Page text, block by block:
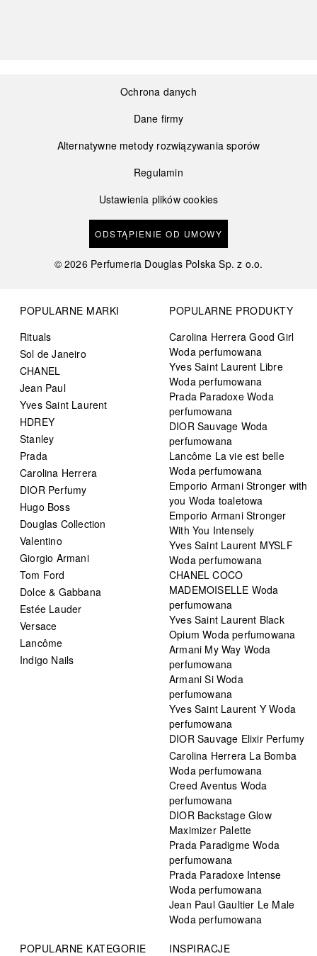
Ochrona danych
Dane firmy
Alternatywne metody rozwiązywania sporów
Regulamin
Ustawienia plików cookies
ODSTĄPIENIE OD UMOWY
©2026 Perfumeria Douglas Polska Sp. z o.o.
POPULARNE MARKI
Rituals
Sol de Janeiro
CHANEL
Jean Paul
Yves Saint Laurent
HDREY
Stanley
Prada
Carolina Herrera
DIOR Perfumy
Hugo Boss
Douglas Collection
Valentino
Giorgio Armani
Tom Ford
Dolce & Gabbana
Estée Lauder
Versace
Lancôme
Indigo Nails
POPULARNE PRODUKTY
Carolina Herrera Good Girl
Woda perfumowana
Yves Saint Laurent Libre
Woda perfumowana
Prada Paradoxe Woda
perfumowana
DIOR Sauvage Woda
perfumowana
Lancôme La vie est belle
Woda perfumowana
Emporio Armani Stronger with
you Woda toaletowa
Emporio Armani Stronger
With You Intensely
Yves Saint Laurent MYSLF
Woda perfumowana
CHANEL COCO
MADEMOISELLE Woda
perfumowana
Yves Saint Laurent Black
Opium Woda perfumowana
Armani My Way Woda
perfumowana
Armani Si Woda
perfumowana
Yves Saint Laurent Y Woda
perfumowana
DIOR Sauvage Elixir Perfumy
Carolina Herrera La Bomba
Woda perfumowana
Creed Aventus Woda
perfumowana
DIOR Backstage Glow
Maximizer Palette
Prada Paradigme Woda
perfumowana
Prada Paradoxe Intense
Woda perfumowana
Jean Paul Gaultier Le Male
Woda perfumowana
POPULARNE KATEGORIE
INSPIRACJE